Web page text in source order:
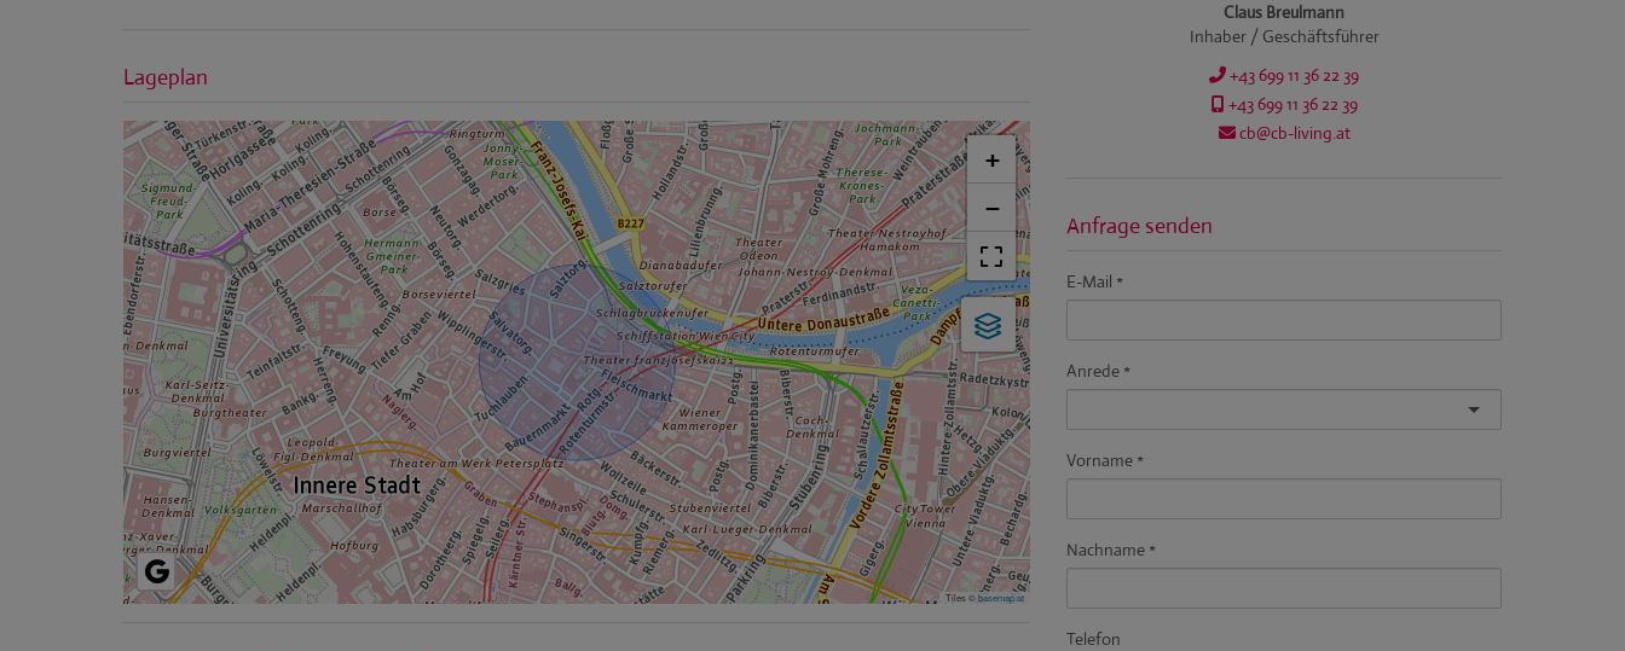
Lageplan
+
−
Tiles ©basemap.at
Claus Breulmann
Inhaber / Geschäftsführer
+43 699 11 36 22 39
+43 699 11 36 22 39
cb@cb-living.at
Anfrage senden
E-Mail
Anrede
Vorname
Nachname
Telefon